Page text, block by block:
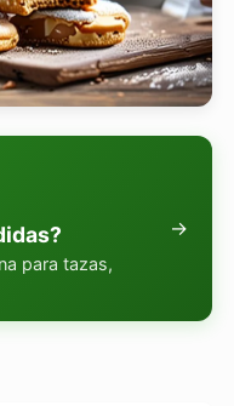
para tazas,
→